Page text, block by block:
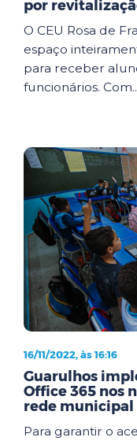
por
O CEU Rosa de
espaço
para receber
funcionários.
16/11/2022, às 16:16
Guarulhos
Office 365 nos
rede municipal
Para garantir o